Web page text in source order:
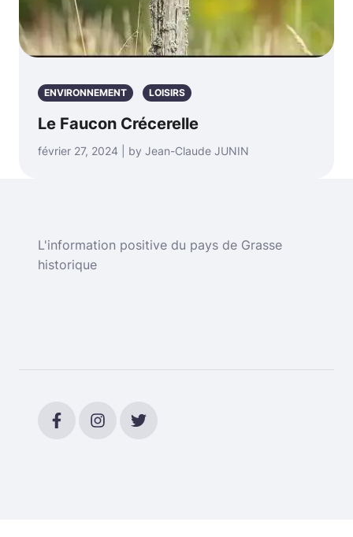
ENVIRONNEMENT LOISIRS
Le Faucon Crécerelle
février 27, 2024 | by Jean-Claude JUNIN
L'information positive du pays de Grasse
historique